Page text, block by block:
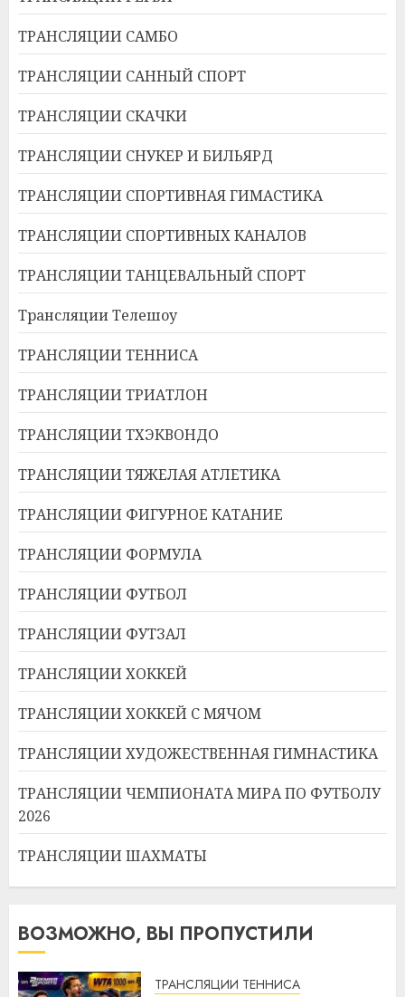
ТРАНСЛЯЦИИ САМБО
ТРАНСЛЯЦИИ САННЫЙ СПОРТ
ТРАНСЛЯЦИИ СКАЧКИ
ТРАНСЛЯЦИИ СНУКЕР И БИЛЬЯРД
ТРАНСЛЯЦИИ СПОРТИВНАЯ ГИМАСТИКА
ТРАНСЛЯЦИИ СПОРТИВНЫХ КАНАЛОВ
ТРАНСЛЯЦИИ ТАНЦЕВАЛЬНЫЙ СПОРТ
Трансляции Телешоу
ТРАНСЛЯЦИИ ТЕННИСА
ТРАНСЛЯЦИИ ТРИАТЛОН
ТРАНСЛЯЦИИ ТХЭКВОНДО
ТРАНСЛЯЦИИ ТЯЖЕЛАЯ АТЛЕТИКА
ТРАНСЛЯЦИИ ФИГУРНОЕ КАТАНИЕ
ТРАНСЛЯЦИИ ФОРМУЛА
ТРАНСЛЯЦИИ ФУТБОЛ
ТРАНСЛЯЦИИ ФУТЗАЛ
ТРАНСЛЯЦИИ ХОККЕЙ
ТРАНСЛЯЦИИ ХОККЕЙ С МЯЧОМ
ТРАНСЛЯЦИИ ХУДОЖЕСТВЕННАЯ ГИМНАСТИКА
ТРАНСЛЯЦИИ ЧЕМПИОНАТА МИРА ПО ФУТБОЛУ
2026
ТРАНСЛЯЦИИ ШАХМАТЫ
ВОЗМОЖНО, ВЫ ПРОПУСТИЛИ
ТРАНСЛЯЦИИ ТЕННИСА